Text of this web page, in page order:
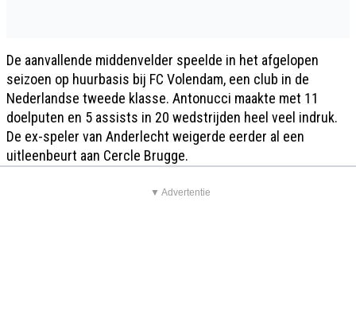
De aanvallende middenvelder speelde in het afgelopen
seizoen op huurbasis bij FC Volendam, een club in de
Nederlandse tweede klasse. Antonucci maakte met 11
doelputen en 5 assists in 20 wedstrijden heel veel indruk.
De ex-speler van Anderlecht weigerde eerder al een
uitleenbeurt aan Cercle Brugge.
▼ Advertentie